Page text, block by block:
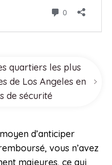
quartiers les plus
de Los Angeles en
de sécurité
d’anticiper
vous n’avez
majeures, ce qui